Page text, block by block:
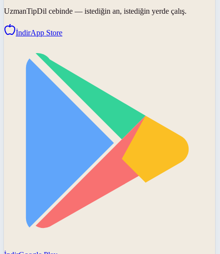
UzmanTipDil cebinde — istediğin an, istediğin yerde çalış.
İndirApp Store